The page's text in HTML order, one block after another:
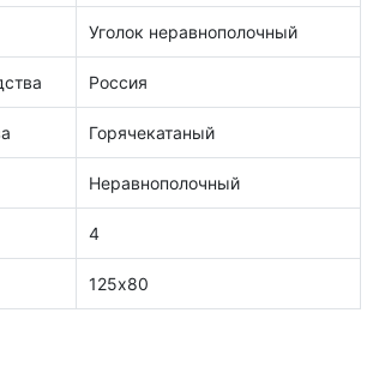
Уголок неравнополочный
Россия
Горячекатаный
Неравнополочный
4
125х80